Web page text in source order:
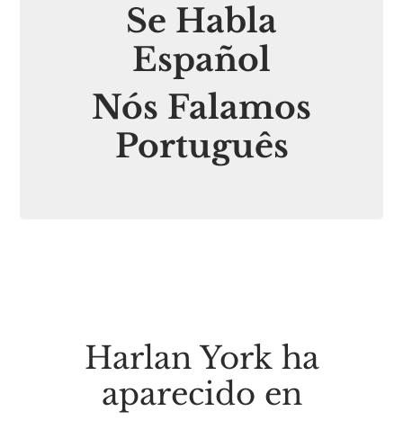
Se Habla
Español
Nós Falamos
Português
Harlan York ha
aparecido en